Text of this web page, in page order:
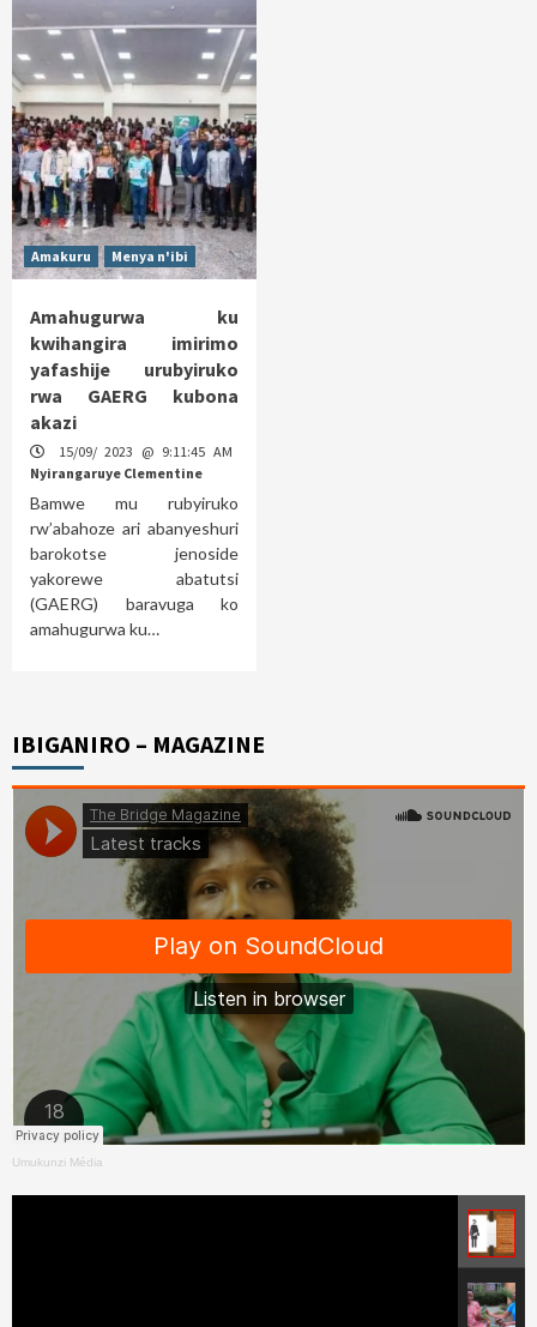
Amakuru Menya n'ibi
Amahugurwa ku
kwihangira imirimo
yafashije urubyiruko
rwa GAERG kubona
akazi
15/09/ 2023 @ 9:11:45 AM
Nyirangaruye Clementine
Bamwe mu rubyiruko
rw’abahoze ari abanyeshuri
barokotse jenoside
yakorewe abatutsi
(GAERG) baravuga ko
amahugurwa ku…
IBIGANIRO – MAGAZINE
Umukunzi Média